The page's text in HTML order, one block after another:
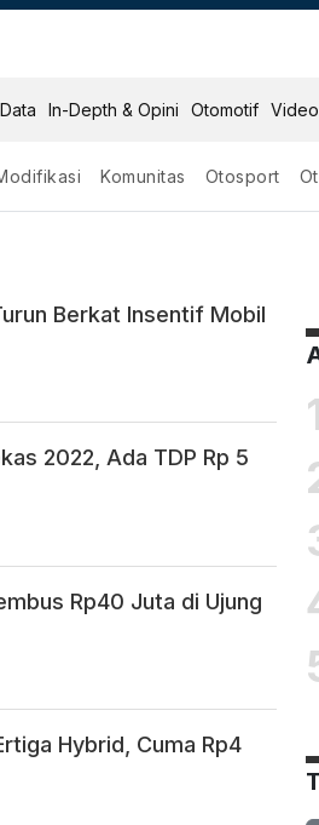
In-Depth & Opini Otomotif Video
Komunitas Otosport
Berkat Insentif Mobil
2022, Ada TDP Rp 5
Rp40 Juta di Ujung
Hybrid, Cuma Rp4